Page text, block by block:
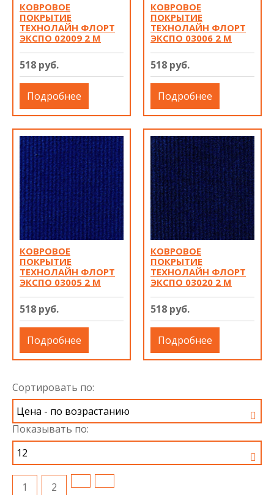
КОВРОВОЕ
ПОКРЫТИЕ
ТЕХНОЛАЙН ФЛОРТ
ЭКСПО 02009 2 М
518 руб.
Подробнее
КОВРОВОЕ
ПОКРЫТИЕ
ТЕХНОЛАЙН ФЛОРТ
ЭКСПО 03006 2 М
518 руб.
Подробнее
КОВРОВОЕ
ПОКРЫТИЕ
ТЕХНОЛАЙН ФЛОРТ
ЭКСПО 03005 2 М
518 руб.
Подробнее
КОВРОВОЕ
ПОКРЫТИЕ
ТЕХНОЛАЙН ФЛОРТ
ЭКСПО 03020 2 М
518 руб.
Подробнее
Сортировать по:
Показывать по:
1 2